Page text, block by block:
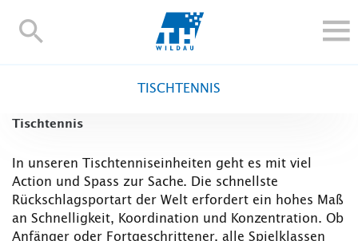
TH-
FORSCHUNG UND TRANSFER
ALUMNI
HOCHSCHULE
INTERNATIONAL
BESCHÄFTIGTE
TISCHTENNIS
Tischtennis
In unseren Tischtenniseinheiten geht es mit viel
Action und Spass zur Sache. Die schnellste
Rückschlagsportart der Welt erfordert ein hohes Maß
an Schnelligkeit, Koordination und Konzentration. Ob
Anfänger oder Fortgeschrittener, alle Spielklassen